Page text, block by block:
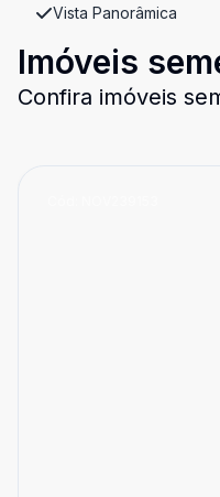
Vista Panorâmica
Imóveis
Confira imóveis